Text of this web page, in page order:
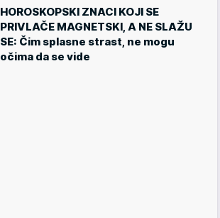
HOROSKOPSKI ZNACI KOJI SE
PRIVLAČE MAGNETSKI, A NE SLAŽU
SE: Čim splasne strast, ne mogu
očima da se vide